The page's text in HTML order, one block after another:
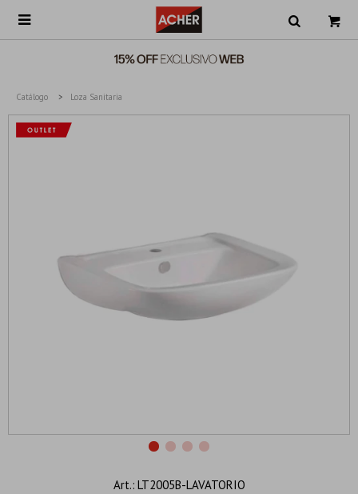

Catálogo Loza Sanitaria
LT2005B-LAVATORIO